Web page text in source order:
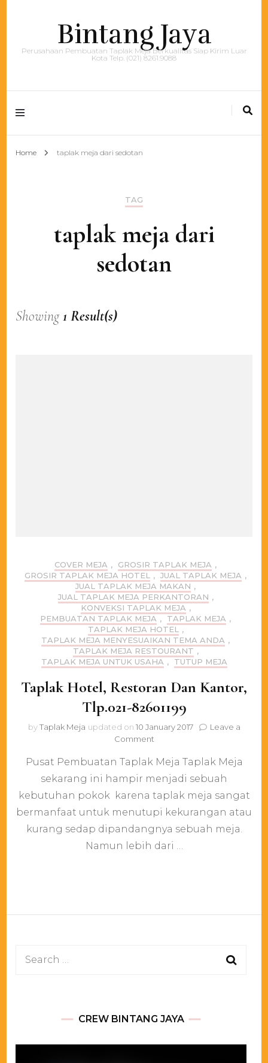
Bintang Jaya
Perusahaan Pembuatan Taplak Meja Berkualitas Siap Kirim Luar
Kota Telp. (021) 8261.9088
Home taplak meja dari sedotan
TAG
taplak meja dari
sedotan
Showing1 Result(s)
COVER MEJA , GROSIR TAPLAK MEJA ,
GROSIR TAPLAK MEJA HOTEL , JUAL TAPLAK MEJA ,
JUAL TAPLAK MEJA MAKAN ,
JUAL TAPLAK MEJA PERKANTORAN ,
KONVEKSI TAPLAK MEJA ,
PEMBUATAN TAPLAK MEJA , TAPLAK MEJA ,
TAPLAK MEJA HOTEL ,
TAPLAK MEJA MENYESUAIKAN TEMA ANDA ,
TAPLAK MEJA RESTOURANT ,
TAPLAK MEJA UNTUK USAHA , TUTUP MEJA
Taplak Hotel, Restoran Dan Kantor,
Tlp.021-82601199
byTaplak Meja updated on 10 January 2017
Leave a
Commenton
Hotel,
Restoran
Dan
Kantor,
Tlp.021-
82601199
Pusat Pembuatan Taplak Meja Taplak Meja
sekarang ini hampir menjadi sebuah
kebutuhan pokok karena taplak meja sangat
bermanfaat untuk menutupi kekurangan atau
kurang sedap dipandangnya sebuah meja.
Namun lebih dari …
Search
CREW BINTANG JAYA